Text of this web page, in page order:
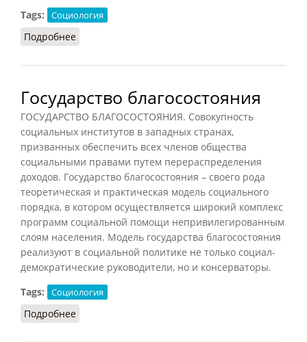
Tags:
Социология
Подробнее
Государство благосостояния
ГОСУДАРСТВО БЛАГОСОСТОЯНИЯ. Совокупность
социальных институтов в западных странах,
призванных обеспечить всех членов общества
социальными правами путем перераспределения
доходов. Государство благосостояния – своего рода
теоретическая и практическая модель социального
порядка, в котором осуществляется широкий комплекс
программ социальной помощи непривилегированным
слоям населения. Модель государства благосостояния
реализуют в социальной политике не только социал-
демократические руководители, но и консерваторы.
Tags:
Социология
Подробнее